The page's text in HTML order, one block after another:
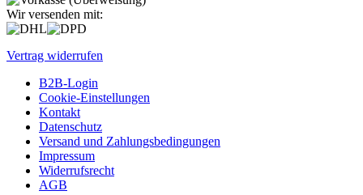
Wir versenden mit:
Vertrag widerrufen
B2B-Login
Cookie-Einstellungen
Kontakt
Datenschutz
Versand und Zahlungsbedingungen
Impressum
Widerrufsrecht
AGB